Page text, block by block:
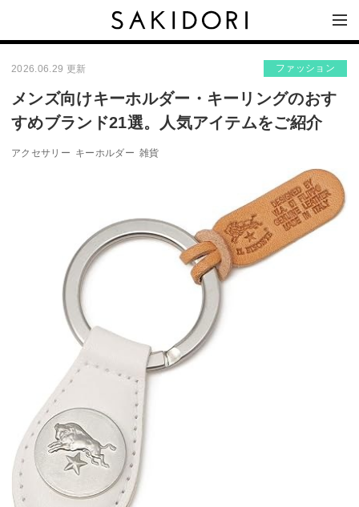
2026.06.29 更新 ファッション
メンズ向けキーホルダー・キーリングのおす
すめブランド21選。人気アイテムをご紹介
アクセサリー キーホルダー 雑貨